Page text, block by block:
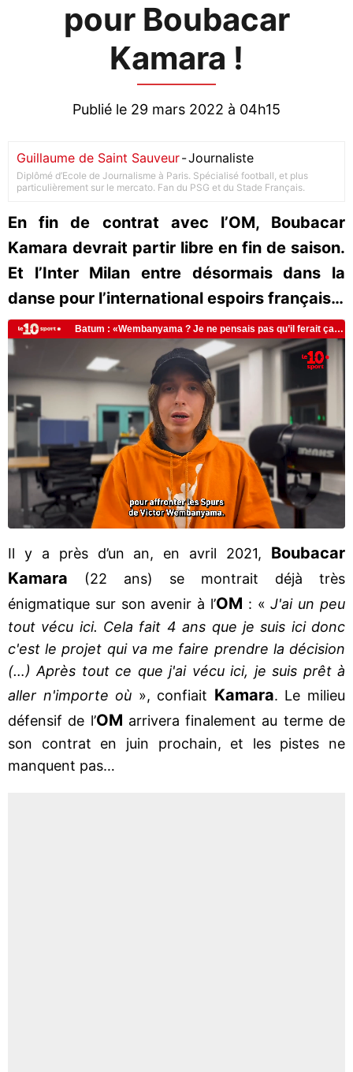
pour Boubacar
Kamara !
Publié le 29 mars 2022 à 04h15
Guillaume de Saint Sauveur-Journaliste
Diplômé d’Ecole de Journalisme à Paris. Spécialisé football, et plus
particulièrement sur le mercato. Fan du PSG et du Stade Français.
En fin de contrat avec l’OM, Boubacar
Kamara devrait partir libre en fin de saison.
Et l’Inter Milan entre désormais dans la
danse pour l’international espoirs français…
Il y a près d’un an, en avril 2021, Boubacar
Kamara (22 ans) se montrait déjà très
énigmatique sur son avenir à l’OM : «J'ai un peu
tout vécu ici. Cela fait 4 ans que je suis ici donc
c'est le projet qui va me faire prendre la décision
(…) Après tout ce que j'ai vécu ici, je suis prêt à
aller n'importe où », confiait Kamara. Le milieu
défensif de l’OM arrivera finalement au terme de
son contrat en juin prochain, et les pistes ne
manquent pas…